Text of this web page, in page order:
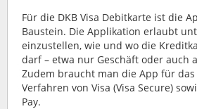
Für die DKB Visa Debitkarte ist die
Baustein. Die Applikation erlaubt
einzustellen, wie und wo die
darf – etwa nur Geschäft oder auch
Zudem braucht man die App für das
Verfahren von Visa (Visa Secure)
Pay.